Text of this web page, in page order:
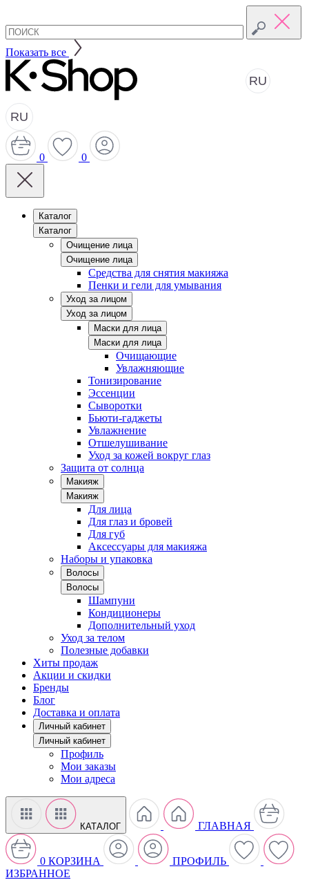
Показать все
RU
RU
0 0
Каталог
Каталог
Очищение лица
Очищение лица
Средства для снятия макияжа
Пенки и гели для умывания
Уход за лицом
Уход за лицом
Маски для лица
Маски для лица
Очищающие
Увлажняющие
Тонизирование
Эссенции
Сыворотки
Бьюти-гаджеты
Увлажнение
Отшелушивание
Уход за кожей вокруг глаз
Защита от солнца
Макияж
Макияж
Для лица
Для глаз и бровей
Для губ
Аксессуары для макияжа
Наборы и упаковка
Волосы
Волосы
Шампуни
Кондиционеры
Дополнительный уход
Уход за телом
Полезные добавки
Хиты продаж
Акции и скидки
Бренды
Блог
Доставка и оплата
Личный кабинет
Личный кабинет
Профиль
Мои заказы
Мои адреса
КАТАЛОГ ГЛАВНАЯ
0 КОРЗИНА
ПРОФИЛЬ
ИЗБРАННОЕ